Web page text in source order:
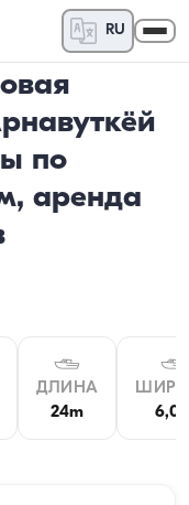
RU
по
аренда
ДЛИНА
24m